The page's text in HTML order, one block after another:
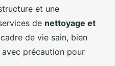
et une
de nettoyage et
de vie sain, bien
précaution pour